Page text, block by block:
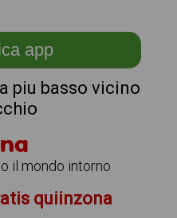
app
piu basso vicino
il mondo intorno
quiinzona